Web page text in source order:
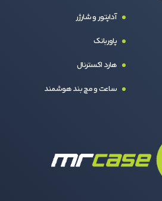
آداپتور و شارژر
پاوربانک
هارد اکسترنال
ساعت و مچ بند هوشمند